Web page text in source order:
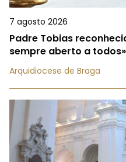
7 agosto 2026
Padre Tobias
sempre aberto a todos»
Arquidiocese de Braga